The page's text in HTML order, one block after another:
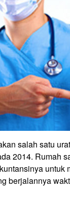
salah satu
2014. Rumah
berjalannya